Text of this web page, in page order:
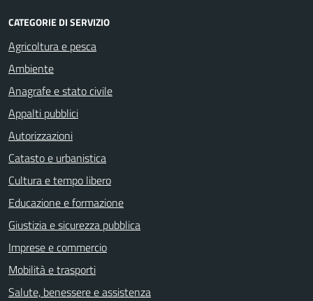
CATEGORIE DI SERVIZIO
Agricoltura e pesca
Ambiente
Anagrafe e stato civile
Appalti pubblici
Autorizzazioni
Catasto e urbanistica
Cultura e tempo libero
Educazione e formazione
Giustizia e sicurezza pubblica
Imprese e commercio
Mobilità e trasporti
Salute, benessere e assistenza